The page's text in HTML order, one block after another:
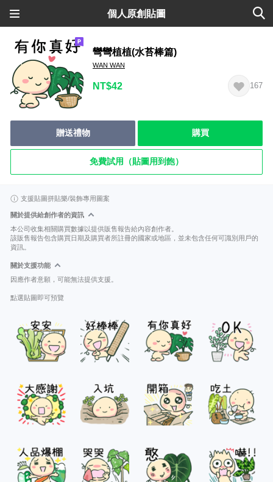
個人原創貼圖
彎彎植植(水苔棒篇)
WAN WAN
NT$42 167
贈送禮物 購買
免費試用（貼圖用到飽）
支援貼圖拼貼樂/裝飾專用圖案
關於提供給創作者的資訊
本公司收集相關購買數據以提供販售報告給內容創作者。
該販售報告包含購買日期及購買者所註冊的國家或地區，並未包含任何可識別用戶的
資訊。
關於支援功能
因應作者意願，可能無法提供支援。
點選貼圖即可預覽